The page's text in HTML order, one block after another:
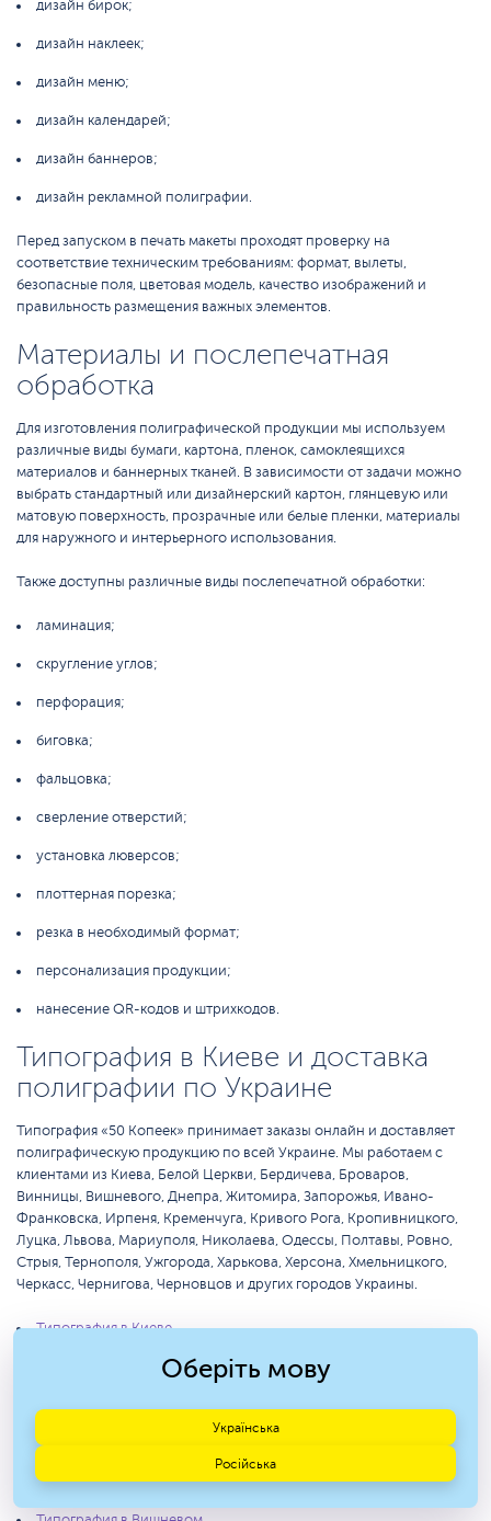
дизайн бирок;
дизайн наклеек;
дизайн меню;
дизайн календарей;
дизайн баннеров;
дизайн рекламной полиграфии.
Перед запуском в печать макеты проходят проверку на
соответствие техническим требованиям: формат, вылеты,
безопасные поля, цветовая модель, качество изображений и
правильность размещения важных элементов.
Материалы и послепечатная
обработка
Для изготовления полиграфической продукции мы используем
различные виды бумаги, картона, пленок, самоклеящихся
материалов и баннерных тканей. В зависимости от задачи можно
выбрать стандартный или дизайнерский картон, глянцевую или
матовую поверхность, прозрачные или белые пленки, материалы
для наружного и интерьерного использования.
Также доступны различные виды послепечатной обработки:
ламинация;
скругление углов;
перфорация;
биговка;
фальцовка;
сверление отверстий;
установка люверсов;
плоттерная порезка;
резка в необходимый формат;
персонализация продукции;
нанесение QR-кодов и штрихкодов.
Типография в Киеве и доставка
полиграфии по Украине
Типография «50 Копеек» принимает заказы онлайн и доставляет
полиграфическую продукцию по всей Украине. Мы работаем с
клиентами из Киева, Белой Церкви, Бердичева, Броваров,
Винницы, Вишневого, Днепра, Житомира, Запорожья, Ивано-
Франковска, Ирпеня, Кременчуга, Кривого Рога, Кропивницкого,
Луцка, Львова, Мариуполя, Николаева, Одессы, Полтавы, Ровно,
Стрыя, Тернополя, Ужгорода, Харькова, Херсона, Хмельницкого,
Черкасс, Чернигова, Черновцов и других городов Украины.
Типография в Киеве
Типография в Белой Церкви
Типография в Броварах
Типография в Виннице
Оберіть мову
Українська
Російська